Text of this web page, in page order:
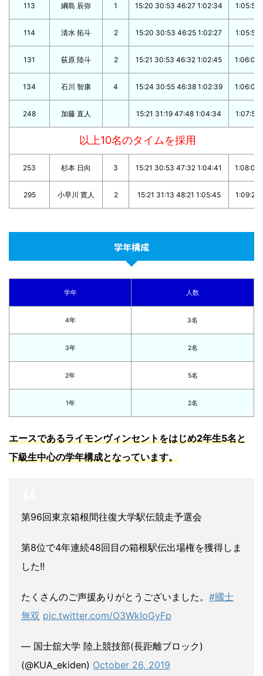
113 綱島 辰弥 1 15:20 30:53 46:27 1:02:34 1:05:55
114 清水 拓斗 2 15:20 30:53 46:25 1:02:27 1:05:55
131 荻原 陸斗 2 15:21 30:53 46:32 1:02:45 1:06:06
134 石川 智康 4 15:24 30:55 46:38 1:02:39 1:06:09
248 加藤 直人 15:21 31:19 47:48 1:04:34 1:07:59
以上10名のタイムを採用
253 杉本 日向 3 15:21 30:53 47:32 1:04:41 1:08:07
295 小早川 寛人 2 15:21 31:13 48:21 1:05:45 1:09:28
学年構成
学年 人数
4年 3名
3年 2名
2年 5名
1年 2名
エースであるライモンヴィンセントをはじめ2年生5名と
下級生中心の学年構成となっています。
第96回東京箱根間往復大学駅伝競走予選会
第8位で4年連続48回目の箱根駅伝出場権を獲得しま
した!!
たくさんのご声援ありがとうございました。 #國士
無双 pic.twitter.com/O3WkIoGyFp
— 国士舘大学 陸上競技部(長距離ブロック)
(@KUA_ekiden) October 26, 2019